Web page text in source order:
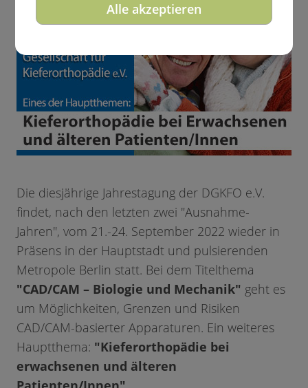
Alle akzeptieren
Die diesjährige Jahrestagung der DGKFO e.V.
findet, nach den letzten zwei "Ausnahme-
Jahren", vom 21.-24. September 2022 wieder in
Präsens in der Hauptstadt und pulsierenden
Metropole Berlin statt. Bei dem Titelthema
"CAD/CAM – Biologie und Mechanik" geht es
um Möglichkeiten, Grenzen und Risiken
CAD/CAM-basierter Apparaturen. Ein weiteres
Hauptthema: "Kieferorthopädie bei
erwachsenen und älteren